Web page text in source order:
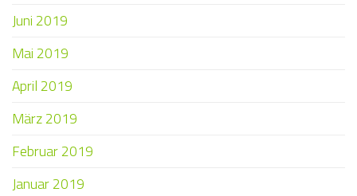
Juni 2019
Mai 2019
April 2019
März 2019
Februar 2019
Januar 2019